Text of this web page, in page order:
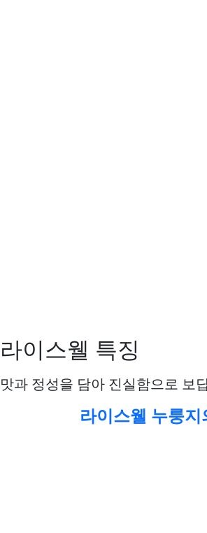
라이스웰누룽지
라이스웰 특징
맛과 정성을 담아 진실함으로 보
라이스웰 누룽